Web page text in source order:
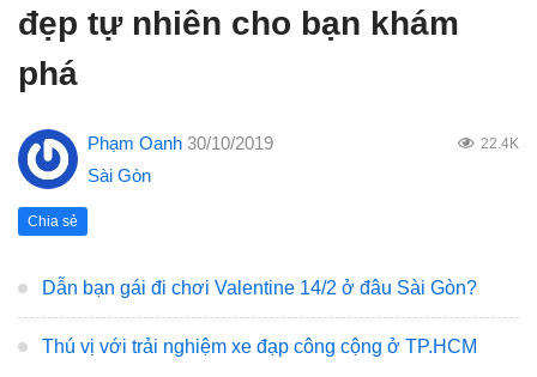
đẹp tự nhiên cho bạn khám
phá
Phạm Oanh 30/10/2019 22.4K
Sài Gòn
Chia sẻ
Dẫn bạn gái đi chơi Valentine 14/2 ở đâu Sài Gòn?
Thú vị với trải nghiệm xe đạp công cộng ở TP.HCM